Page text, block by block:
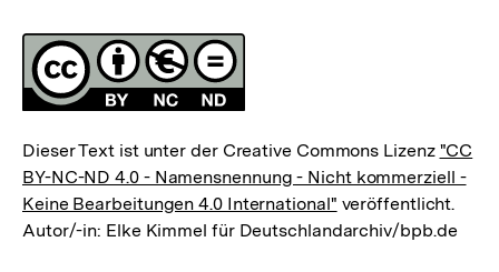
Fussnoten
Lizenz
Dieser Text ist unter der Creative Commons Lizenz "CC
BY-NC-ND 4.0 - Namensnennung - Nicht kommerziell -
Keine Bearbeitungen 4.0 International" veröffentlicht.
Autor/-in: Elke Kimmel für Deutschlandarchiv/bpb.de